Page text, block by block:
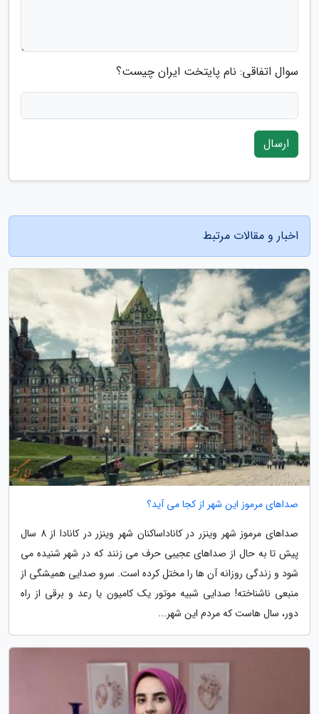
سوال اتفاقی: نام پایتخت ایران چیست؟
ارسال
اخبار و مقالات مرتبط
صداهای مرموز این شهر از کجا می آید؟
صداهای مرموز شهر وینزر در کاناداساکنان شهر وینزر در کانادا از 8 سال
پیش تا به حال از صداهای عجیبی حرف می زنند که در شهر شنیده می
شود و زندگی روزانه آن ها را مختل کرده است. سرو صدایی همیشگی از
منبعی ناشناخته! صدایی شبیه موتور یک کامیون یا رعد و برقی از راه
دور، سال هاست که مردم این شهر...